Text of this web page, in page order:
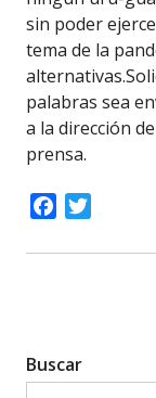
sin poder
tema de la
palabras sea
a la dirección
prensa.
Facebook
Buscar